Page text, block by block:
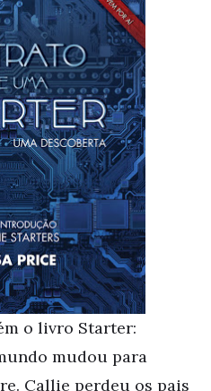
o livro Starter:
mudou para
Callie perdeu os pais